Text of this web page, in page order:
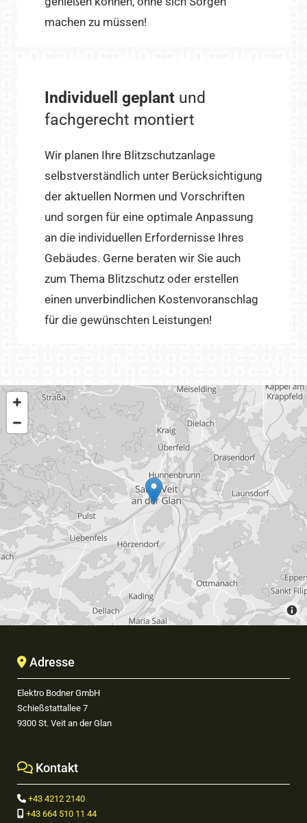
machen zu müssen!
Individuell geplant und
fachgerecht montiert
Wir planen Ihre Blitzschutzanlage
selbstverständlich unter Berücksichtigung
der aktuellen Normen und Vorschriften
und sorgen für eine optimale Anpassung
an die individuellen Erfordernisse Ihres
Gebäudes. Gerne beraten wir Sie auch
zum Thema Blitzschutz oder erstellen
einen unverbindlichen Kostenvoranschlag
für die gewünschten Leistungen!
 Adresse
Elektro Bodner GmbH
Schießstattallee 7
9300 St. Veit an der Glan
 Kontakt
 +43 4212 2140
 +43 664 510 11 44